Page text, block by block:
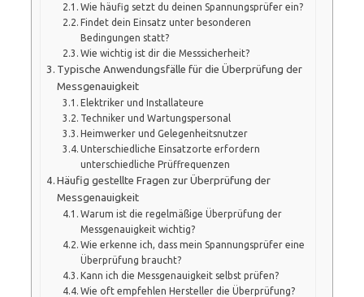
Wie häufig setzt du deinen Spannungsprüfer ein?
Findet dein Einsatz unter besonderen
Bedingungen statt?
Wie wichtig ist dir die Messsicherheit?
Typische Anwendungsfälle für die Überprüfung der
Messgenauigkeit
Elektriker und Installateure
Techniker und Wartungspersonal
Heimwerker und Gelegenheitsnutzer
Unterschiedliche Einsatzorte erfordern
unterschiedliche Prüffrequenzen
Häufig gestellte Fragen zur Überprüfung der
Messgenauigkeit
Warum ist die regelmäßige Überprüfung der
Messgenauigkeit wichtig?
Wie erkenne ich, dass mein Spannungsprüfer eine
Überprüfung braucht?
Kann ich die Messgenauigkeit selbst prüfen?
Wie oft empfehlen Hersteller die Überprüfung?